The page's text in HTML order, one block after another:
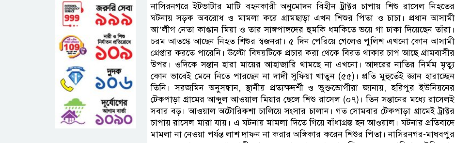
নাসিরনগরে ইটভাটার মাটি বহনকারী অনুমোদন বিহীন ট্রাক্টর চাপায় শিশু রাসেল নিহতের
ঘটনায় সড়ক অবরোধ ও মামলা করে গ্রামছাড়া এখন শিশুর পিতা ও চাচা। প্রধান আসামী
আ’লীগ নেতা কাপ্তান মিয়া ও তার সাঙ্গপাঙ্গদের হুমকি ধমকিতে ভয়ে গা ঢাকা দিয়েছেন তাঁরা।
চরম আতঙ্কে আছেন নিহত শিশুর স্বজনরা। ৫ দিন পেরিয়ে গেলেও পুলিশ এখনো কোন আসামী
গ্রেপ্তার করতে পারেনি। উল্টো বিষয়টিকে প্রচার করা থেকে বিরত থাকার চাপ আছে গ্রামবাসীর
উপর। ওদিকে সন্তান হারা মায়ের আহাজারি থামছে না এখনো। আদরের নাতির নির্মম মৃত্যু
কোন ভাবেই মেনে নিতে পারছেন না দাদী সুফিয়া খাতুন (৫৫)। প্রতি মুহুর্তেই জ্ঞান হারাচ্ছেন
তিনি। সরজমিন অনুসন্ধান, স্থানীয় প্রত্যক্ষদর্শী ও ভুক্তভোগীরা জানায়, হরিপুর ইউনিয়নের
টেকপাড়া গ্রামের আব্দুল আওয়াল মিয়ার ছেলে শিশু রাসেল (০৭)। তিন সন্তানের মধ্যে রাসেলই
সবার বড়। আওয়াল অটোরিকশা চালিয়ে সংসার চালান। গত সোমবার টেকপাড়া গ্রামেই ট্রাক্টর
চাপায় রাসেল মারা যায়। এ ঘটনায় মামলা দিতে গিয়ে বাঁধাগ্রস্ত হন আওয়াল। ঘটনার প্রতিবাদে
মামলা না নেওয়া পর্যন্ত লাশ দাফন না করার অঙ্গিকার করেন শিশুর পিতা। নাসিরনগর-মাধবপুর